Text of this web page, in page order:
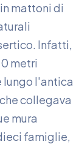
mattoni di
Infatti,
metri
lungo l'antica
collegava
mura
famiglie,